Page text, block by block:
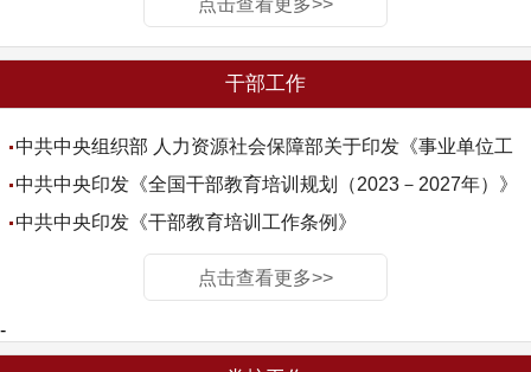
干部工作
中共中央组织部 人力资源社会保障部关于印发《事业单位工
作人员处分规定》的通知
中共中央印发《全国干部教育培训规划（2023－2027年）》
中共中央印发《干部教育培训工作条例》
点击查看更多>>
-